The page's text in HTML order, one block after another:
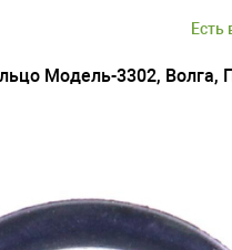
Есть
Модель-3302, Волга,